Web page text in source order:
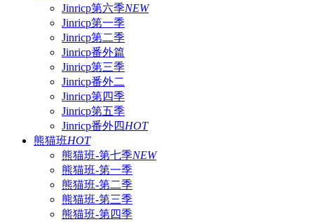
Jinricp第六季NEW
Jinricp第一季
Jinricp第二季
Jinricp番外篇
Jinricp第三季
Jinricp番外二
Jinricp第四季
Jinricp第五季
Jinricp番外四HOT
熊猫班HOT
熊猫班-第七季NEW
熊猫班-第一季
熊猫班-第二季
熊猫班-第三季
熊猫班-第四季